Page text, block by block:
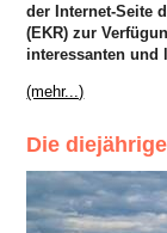
der Internet-Seite
(EKR) zur
interessanten und
(mehr...)
Die